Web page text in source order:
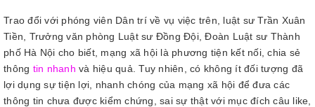
Trao đổi với phóng viên Dân trí về vụ việc trên, luật sư Trần Xuân
Tiền, Trưởng văn phòng Luật sư Đồng Đội, Đoàn Luật sư Thành
phố Hà Nội cho biết, mạng xã hội là phương tiện kết nối, chia sẻ
thông tin nhanh và hiệu quả. Tuy nhiên, có không ít đối tượng đã
lợi dụng sự tiện lợi, nhanh chóng của mạng xã hội để đưa các
thông tin chưa được kiểm chứng, sai sự thật với mục đích câu like,